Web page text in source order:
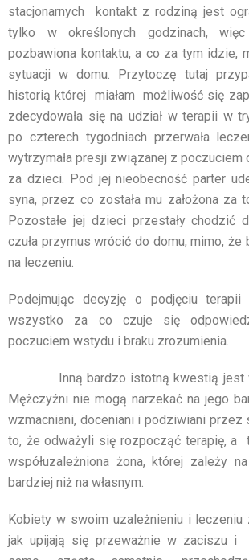
stacjonarnych kontakt z rodziną jest
tylko w określonych godzinach,
pozbawiona kontaktu, a co za tym idzie,
sytuacji w domu. Przytoczę tutaj
historią której miałam możliwość się
zdecydowała się na udział w terapii w
po czterech tygodniach przerwała
wytrzymała presji związanej z poczuciem
za dzieci. Pod jej nieobecność parter
syna, przez co została mu założona za
Pozostałe jej dzieci przestały chodzić
czuła przymus wrócić do domu, mimo, że
na leczeniu.
Podejmując decyzję o podjęciu terapii
wszystko za co czuje się
poczuciem wstydu i braku zrozumienia.
Inną bardzo istotną kwestią jest
Mężczyźni nie mogą narzekać na jego
wzmacniani, doceniani i podziwiani przez
to, że odważyli się rozpocząć terapię, a
współuzależniona żona, której zależy
bardziej niż na własnym.
Kobiety w swoim uzależnieniu i leczeniu
jak upijają się przeważnie w zaciszu i